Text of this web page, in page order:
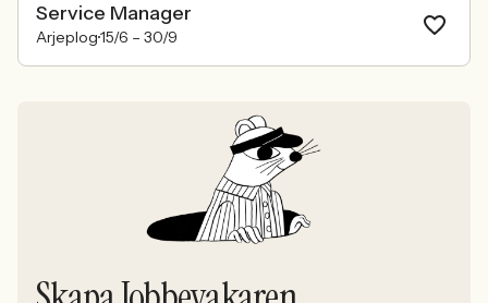
Service Manager
Arjeplog15/6 – 30/9